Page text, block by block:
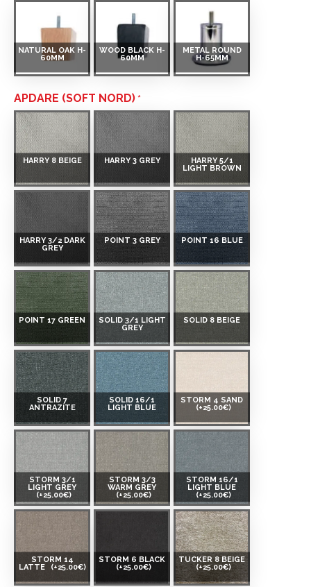
NATURAL OAK H-
60MM
WOOD BLACK H-
60MM
METAL ROUND
H-65MM
APDARE (SOFT NORD)
HARRY 8 BEIGE HARRY 3 GREY
HARRY 5/1
LIGHT BROWN
HARRY 3/2 DARK
GREY
POINT 3 GREY POINT 16 BLUE
POINT 17 GREEN
SOLID 3/1 LIGHT
GREY
SOLID 8 BEIGE
SOLID 7
ANTRAZITE
SOLID 16/1
LIGHT BLUE
STORM 4 SAND
(+25.00€)
STORM 3/1
LIGHT GREY
(+25.00€)
STORM 3/3
WARM GREY
(+25.00€)
STORM 16/1
LIGHT BLUE
(+25.00€)
STORM 14
LATTE
(+25.00€)
STORM 6 BLACK
(+25.00€)
TUCKER 8 BEIGE
(+25.00€)